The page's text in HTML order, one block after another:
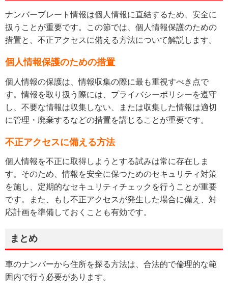
ナンバープレート情報は個人情報に直結するため、安全に
扱うことが重要です。この節では、個人情報保護のための
措置と、不正アクセスに備える方法について解説します。
個人情報保護のための措置
個人情報の保護は、情報収集の際に最も重視すべき点で
す。情報を取り扱う際には、プライバシーポリシーを遵守
し、不要な情報は収集しない、または収集した情報は適切
に管理・廃棄するなどの措置を講じることが重要です。
不正アクセスに備える方法
個人情報を不正に取得しようとする試みは常に存在しま
す。そのため、情報を安全に保つためのセキュリティ対策
を施し、定期的なセキュリティチェックを行うことが重要
です。また、もし不正アクセスが発生した場合に備え、対
応計画を準備しておくことも有効です。
まとめ
車のナンバーから住所を探る方法は、合法的で倫理的な範
囲内で行う必要があります。